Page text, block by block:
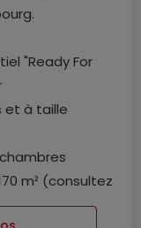
"Ready For
et à taille
m² (consultez